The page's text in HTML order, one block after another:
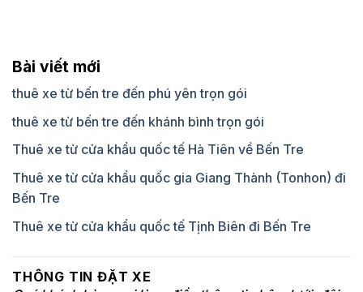
Bài viết mới
thuê xe từ bến tre đến phú yên trọn gói
thuê xe từ bến tre đến khánh bình trọn gói
Thuê xe từ cửa khẩu quốc tế Hà Tiên về Bến Tre
Thuê xe từ cửa khẩu quốc gia Giang Thành (Tonhon) đi
Bến Tre
Thuê xe từ cửa khẩu quốc tế Tịnh Biên đi Bến Tre
THÔNG TIN ĐẶT XE